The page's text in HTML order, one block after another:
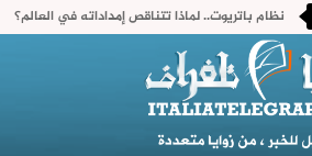
نظام باتريوت.. لماذا تتناقص إمداداته في العالم؟